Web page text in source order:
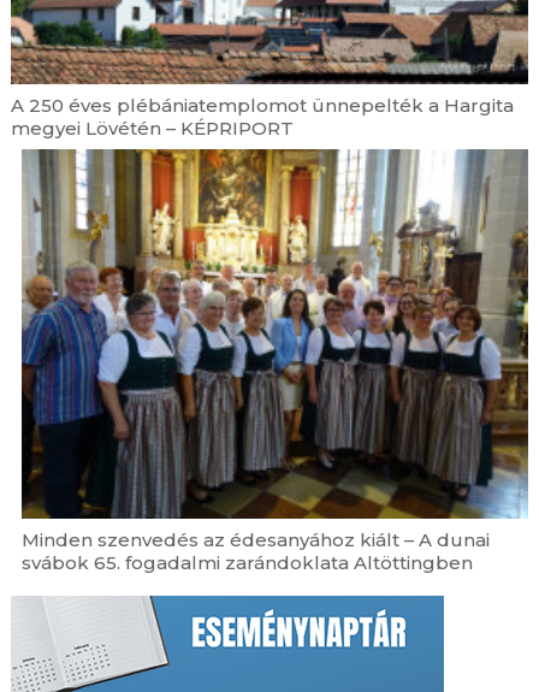
A 250 éves plébániatemplomot ünnepelték a Hargita
megyei Lövétén – KÉPRIPORT
Minden szenvedés az édesanyához kiált – A dunai
svábok 65. fogadalmi zarándoklata Altöttingben